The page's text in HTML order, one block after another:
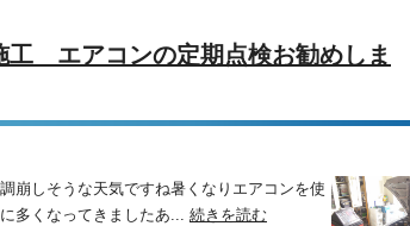
工 エアコンの定期点検お勧めしま
崩しそうな天気ですね暑くなりエアコンを使
多くなってきましたあ... 続きを読む